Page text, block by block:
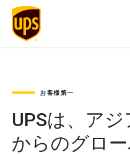
お客様第一
UPSは、ア
からのグロ